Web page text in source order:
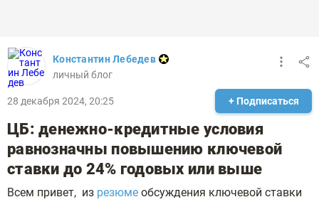
Константин Лебедев
личный блог
28 декабря 2024, 20:25 + Подписаться
ЦБ: денежно-кредитные условия
равнозначны повышению ключевой
ставки до 24% годовых или выше
Всем привет, из резюме обсуждения ключевой ставки